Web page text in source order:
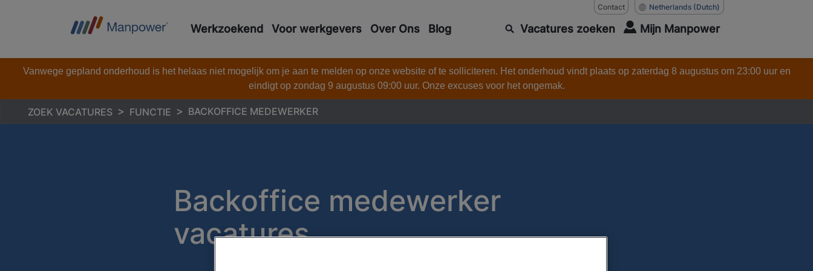
Contact Netherlands (Dutch)
Werkzoekend Voor werkgevers Over Ons Blog Vacatures zoeken Mijn Manpower
Vanwege gepland onderhoud is het helaas niet mogelijk om je aan te melden op onze website of te solliciteren. Het onderhoud vindt plaats op zaterdag 8 augustus om 23:00 uur en
eindigt op zondag 9 augustus 09:00 uur. Onze excuses voor het ongemak.
ZOEK VACATURES FUNCTIE BACKOFFICE MEDEWERKER
Backoffice medewerker
vacatures